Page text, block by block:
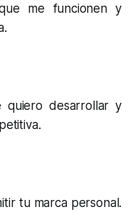
me funcionen y
quiero desarrollar y
tu marca personal.